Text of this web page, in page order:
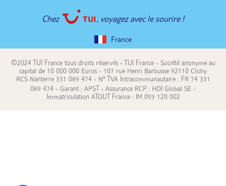
Chez , voyagez avec le sourire !
France
©2024 TUI France tous droits réservés - TUI France - Société anonyme au
capital de 10 000 000 Euros - 107 rue Henri Barbusse 92110 Clichy
RCS Nanterre 331 089 474 - N° TVA Intracommunautaire : FR 74 331
089 474 - Garant : APST - Assurance RCP : HDI Global SE -
Immatriculation ATOUT France : IM 093 120 002